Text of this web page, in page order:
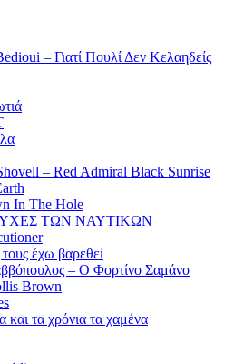
– Γιατί Πουλί Δεν Κελαηδείς
– Red Admiral Black Sunrise
In The Hole
ΤΩΝ ΝΑΥΤΙΚΩΝ
έχω βαρεθεί
– Ο Φορτίνο Σαμάνο
Brown
τα χρόνια τα χαμένα